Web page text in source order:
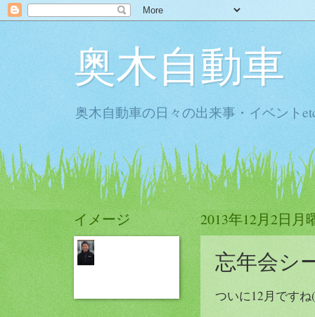
奥木自動車
奥木自動車の日々の出来事・イベント
2013年12月2日月
忘年会シ
ついに12月です
イメージ